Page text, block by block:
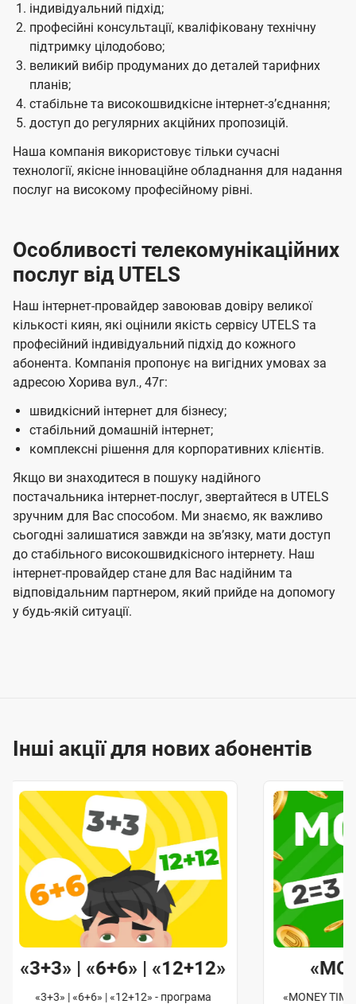
індивідуальний підхід;
професійні консультації, кваліфіковану технічну
підтримку цілодобово;
великий вибір продуманих до деталей тарифних
планів;
стабільне та високошвидкісне інтернет-зʼєднання;
доступ до регулярних акційних пропозицій.
Наша компанія використовує тільки сучасні
технології, якісне інноваційне обладнання для надання
послуг на високому професійному рівні.
Особливості телекомунікаційних
послуг від UTELS
Наш інтернет-провайдер завоював довіру великої
кількості киян, які оцінили якість сервісу UTELS та
професійний індивідуальний підхід до кожного
абонента. Компанія пропонує на вигідних умовах за
адресою Хорива вул., 47г:
швидкісний інтернет для бізнесу;
стабільний домашній інтернет;
комплексні рішення для корпоративних клієнтів.
Якщо ви знаходитеся в пошуку надійного
постачальника інтернет-послуг, звертайтеся в UTELS
зручним для Вас способом. Ми знаємо, як важливо
сьогодні залишатися завжди на звʼязку, мати доступ
до стабільного високошвидкісного інтернету. Наш
інтернет-провайдер стане для Вас надійним та
відповідальним партнером, який прийде на допомогу
у будь-якій ситуації.
Інші акції для нових абонентів
«3+3» | «6+6» | «12+12»
«3+3» | «6+6» | «12+12» - програма
«MONEY